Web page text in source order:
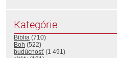
Kategórie
Biblia (710)
Boh (522)
budúcnosť (1 491)